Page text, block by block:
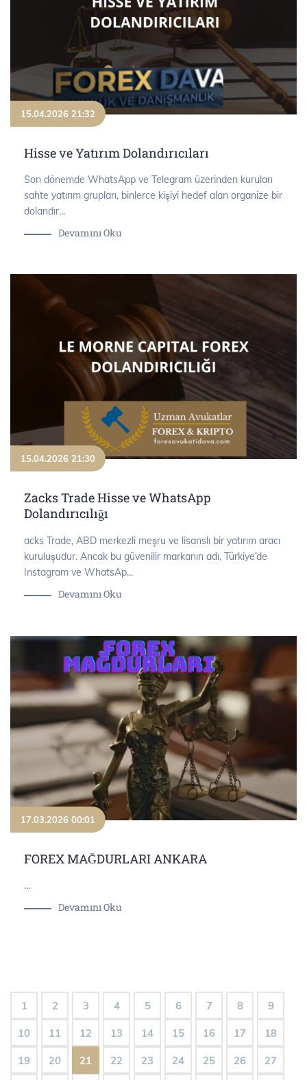
15.04.2026 21:32
Hisse ve Yatırım Dolandırıcıları
Son dönemde WhatsApp ve Telegram üzerinden kurulan
sahte yatırım grupları, binlerce kişiyi hedef alan organize bir
dolandır...
Devamını Oku
15.04.2026 21:30
Zacks Trade Hisse ve WhatsApp
Dolandırıcılığı
acks Trade, ABD merkezli meşru ve lisanslı bir yatırım aracı
kuruluşudur. Ancak bu güvenilir markanın adı, Türkiye’de
Instagram ve WhatsAp...
Devamını Oku
17.03.2026 00:01
FOREX MAĞDURLARI ANKARA
...
Devamını Oku
1 2 3 4 5 6 7 8 9
10 11 12 13 14 15 16 17 18
19 20 21 22 23 24 25 26 27